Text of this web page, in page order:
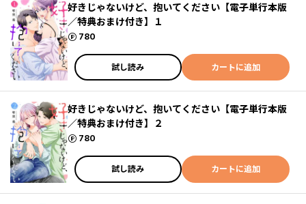
好きじゃないけど、抱いてください【電子単行本版
／特典おまけ付き】１
780
ポイント
試し読み カートに追加
好きじゃないけど、抱いてください【電子単行本版
／特典おまけ付き】２
780
ポイント
試し読み カートに追加